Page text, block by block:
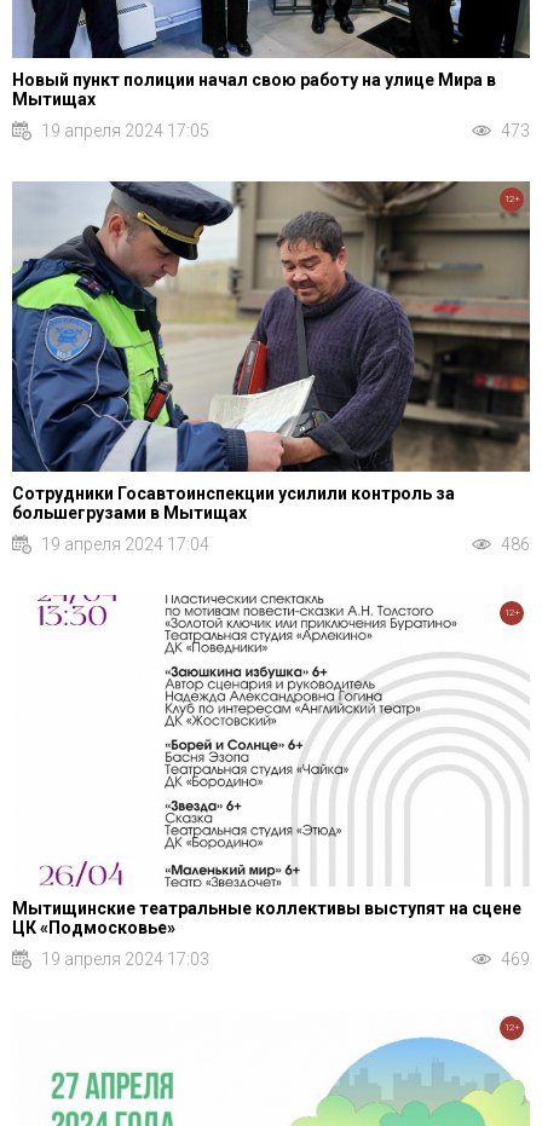
Новый пункт полиции начал свою работу на улице Мира в
Мытищах
19 апреля 2024 17:05
473
Сотрудники Госавтоинспекции усилили контроль за
большегрузами в Мытищах
19 апреля 2024 17:04
486
12+
Мытищинские театральные коллективы выступят на сцене
ЦК «Подмосковье»
19 апреля 2024 17:03
469
12+
12+